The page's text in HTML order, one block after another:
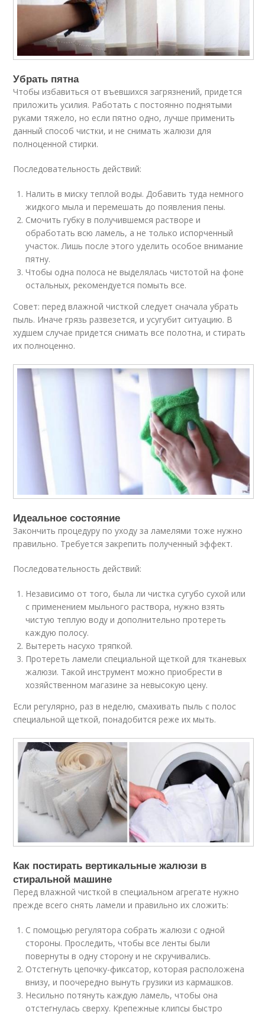
Убрать пятна
Чтобы избавиться от въевшихся загрязнений, придется
приложить усилия. Работать с постоянно поднятыми
руками тяжело, но если пятно одно, лучше применить
данный способ чистки, и не снимать жалюзи для
полноценной стирки.
Последовательность действий:
Налить в миску теплой воды. Добавить туда немного
жидкого мыла и перемешать до появления пены.
Смочить губку в получившемся растворе и
обработать всю ламель, а не только испорченный
участок. Лишь после этого уделить особое внимание
пятну.
Чтобы одна полоса не выделялась чистотой на фоне
остальных, рекомендуется помыть все.
Совет: перед влажной чисткой следует сначала убрать
пыль. Иначе грязь развезется, и усугубит ситуацию. В
худшем случае придется снимать все полотна, и стирать
их полноценно.
Идеальное состояние
Закончить процедуру по уходу за ламелями тоже нужно
правильно. Требуется закрепить полученный эффект.
Последовательность действий:
Независимо от того, была ли чистка сугубо сухой или
с применением мыльного раствора, нужно взять
чистую теплую воду и дополнительно протереть
каждую полосу.
Вытереть насухо тряпкой.
Протереть ламели специальной щеткой для тканевых
жалюзи. Такой инструмент можно приобрести в
хозяйственном магазине за невысокую цену.
Если регулярно, раз в неделю, смахивать пыль с полос
специальной щеткой, понадобится реже их мыть.
Как постирать вертикальные жалюзи в
стиральной машине
Перед влажной чисткой в специальном агрегате нужно
прежде всего снять ламели и правильно их сложить:
С помощью регулятора собрать жалюзи с одной
стороны. Проследить, чтобы все ленты были
повернуты в одну сторону и не скручивались.
Отстегнуть цепочку-фиксатор, которая расположена
внизу, и поочередно вынуть грузики из кармашков.
Несильно потянуть каждую ламель, чтобы она
отстегнулась сверху. Крепежные клипсы быстро